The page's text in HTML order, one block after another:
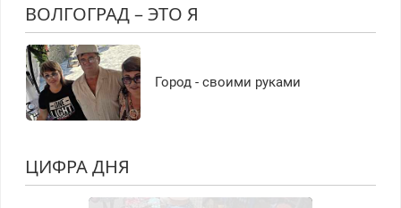
ВОЛГОГРАД – ЭТО Я
Город - своими руками
ЦИФРА ДНЯ